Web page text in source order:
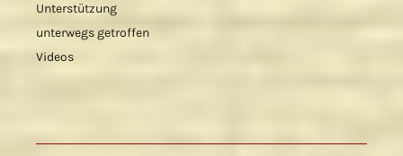
Unterstützung
unterwegs getroffen
Videos